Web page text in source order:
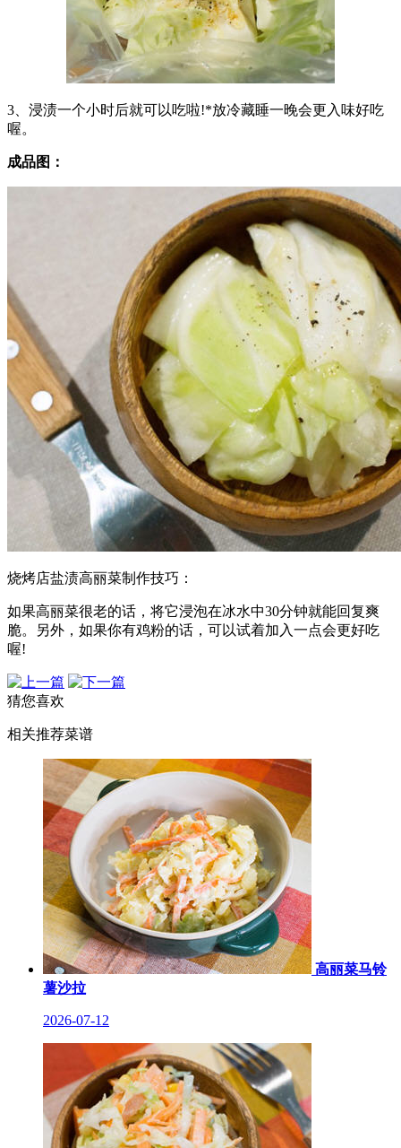
3、浸渍一个小时后就可以吃啦!*放冷藏睡一晚会更入味好吃
喔。
成品图：
烧烤店盐渍高丽菜制作技巧：
如果高丽菜很老的话，将它浸泡在冰水中30分钟就能回复爽
脆。另外，如果你有鸡粉的话，可以试着加入一点会更好吃
喔!
猜您喜欢
相关推荐菜谱
高丽菜马铃
薯沙拉
2026-07-12